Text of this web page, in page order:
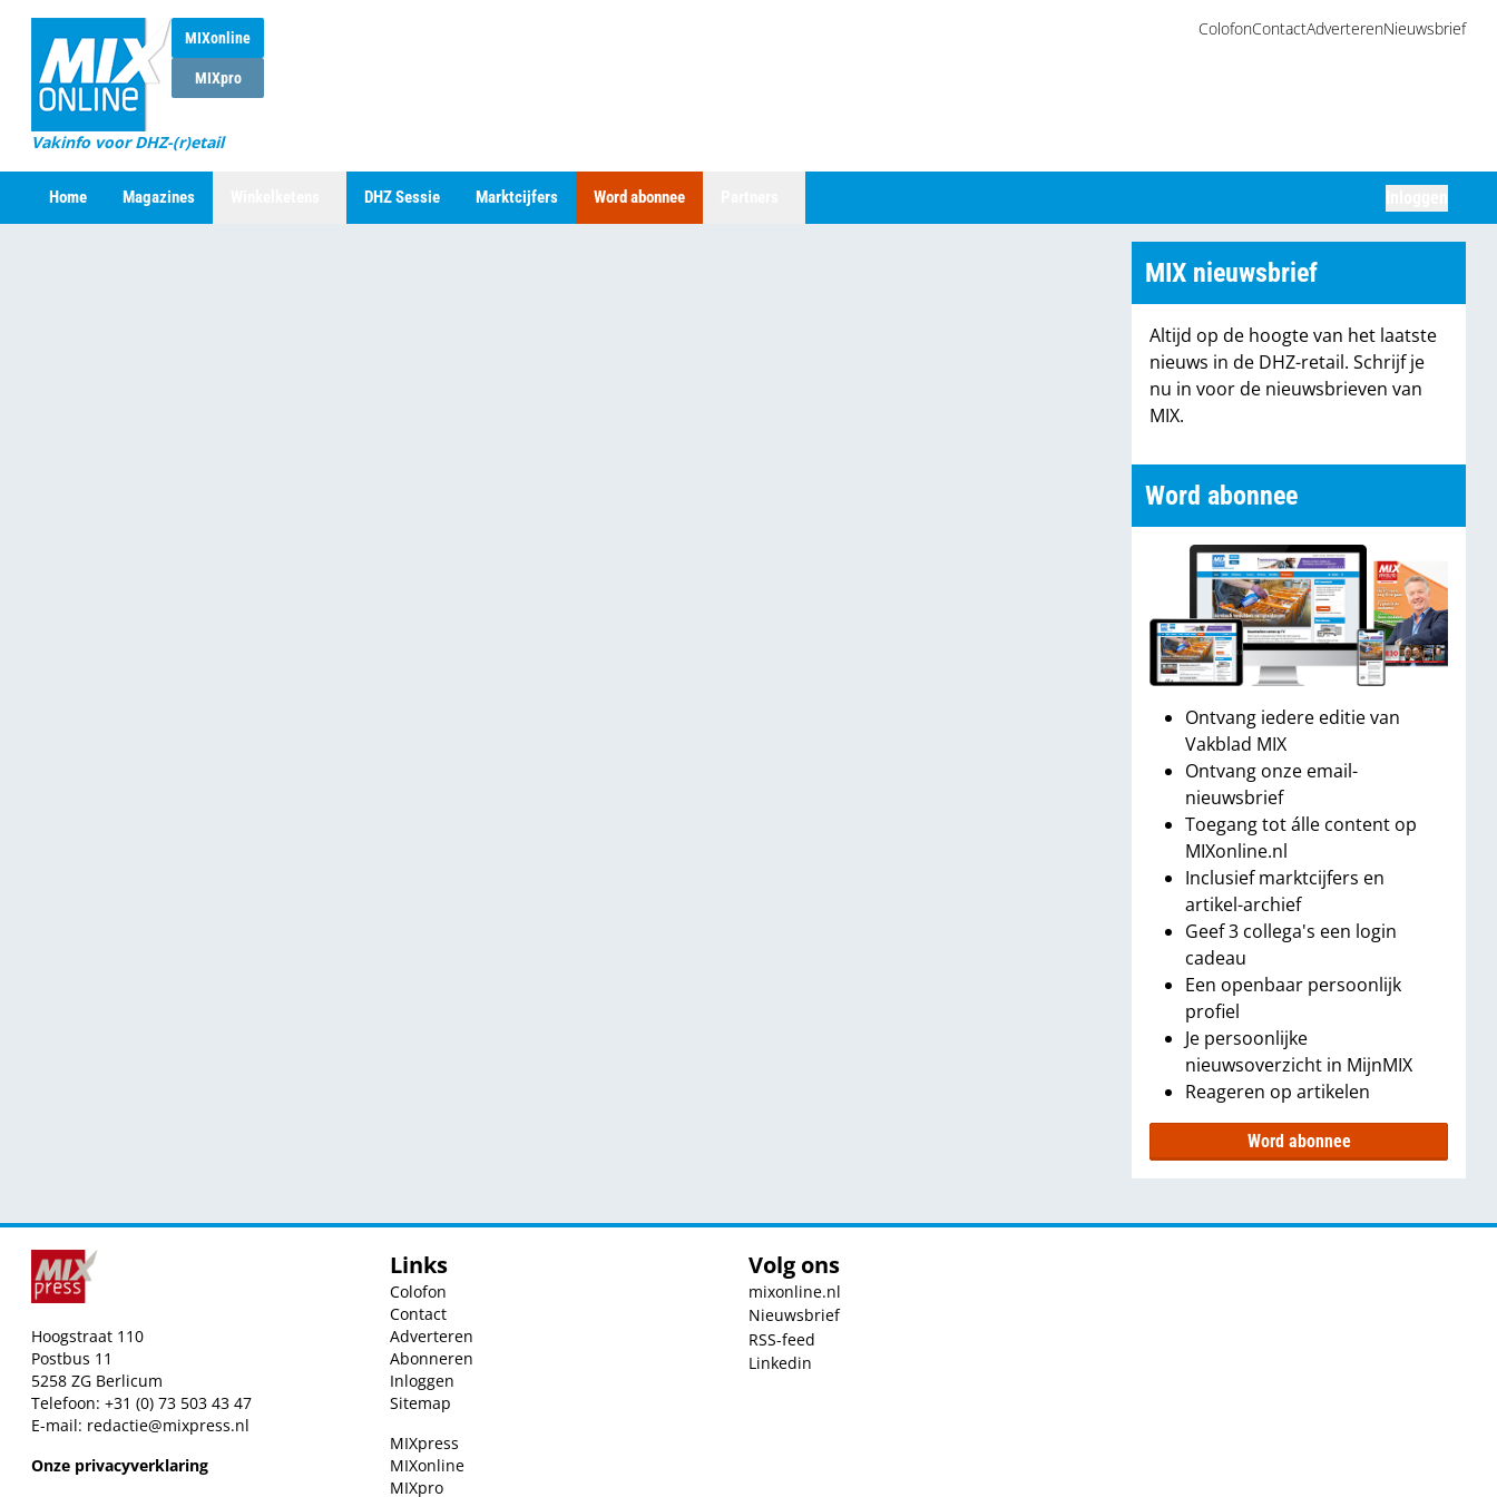
MIXonline
MIXpro
Vakinfo voor DHZ-(r)etail
ColofonContactAdverterenNieuwsbrief
Home Magazines DHZ Sessie Marktcijfers Word abonnee
MIX nieuwsbrief
Altijd op de hoogte van het laatste
nieuws in de DHZ-retail. Schrijf je
nu in voor de nieuwsbrieven van
MIX.
Word abonnee
Ontvang iedere editie van
Vakblad MIX
Ontvang onze email-
nieuwsbrief
Toegang tot álle content op
MIXonline.nl
Inclusief marktcijfers en
artikel-archief
Geef 3 collega's een login
cadeau
Een openbaar persoonlijk
profiel
Je persoonlijke
nieuwsoverzicht in MijnMIX
Reageren op artikelen
Word abonnee
Hoogstraat 110
Postbus 11
5258 ZG Berlicum
Telefoon: +31 (0) 73 503 43 47
E-mail: redactie@mixpress.nl
Onze privacyverklaring
Links
Colofon
Contact
Adverteren
Abonneren
Inloggen
Sitemap
MIXpress
MIXonline
MIXpro
Volg ons
mixonline.nl
Nieuwsbrief
RSS-feed
Linkedin